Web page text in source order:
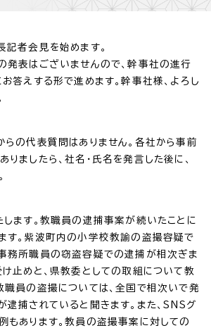
者会見を始めます。
発表はございませんので、幹事社の進行
お答えする形で進めます。幹事社様、よろし
の代表質問はありません。各社から事前
ましたら、社名・氏名を発言した後に、
ます。教職員の逮捕事案が続いたことに
す。紫波町内の小学校教諭の盗撮容疑で
務所職員の窃盗容疑での逮捕が相次ぎま
け止めと、県教委としての取組について教
職員の盗撮については、全国で相次いで発
逮捕されていると聞きます。また、SNSグ
もあります。教員の盗撮事案に対しての